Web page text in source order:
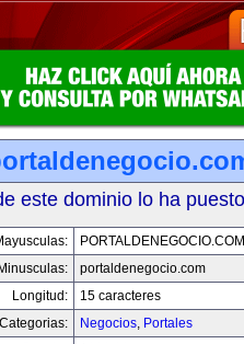
este dominio lo ha
PORTALDENEGOCIO.COM
Minusculas:
portaldenegocio.com
Longitud:
15 caracteres
Categorias:
Negocios, Portales